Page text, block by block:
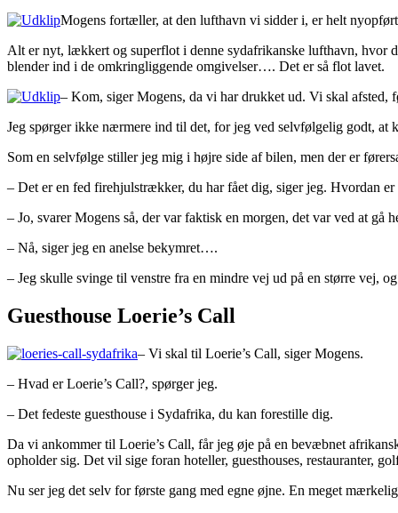
Mogens fortæller, at den lufthavn vi sidder i, er helt
Alt er nyt, lækkert og superflot i denne sydafrikanske lufthavn, hvor
blender ind i de omkringliggende omgivelser…. Det er så flot lavet.
– Kom, siger Mogens, da vi har drukket ud. Vi skal afsted,
Jeg spørger ikke nærmere ind til det, for jeg ved selvfølgelig godt,
Som en selvfølge stiller jeg mig i højre side af bilen, men der er
– Det er en fed firehjulstrækker, du har fået dig, siger jeg. Hvordan
– Jo, svarer Mogens så, der var faktisk en morgen, det var ved at gå
– Nå, siger jeg en anelse bekymret….
– Jeg skulle svinge til venstre fra en mindre vej ud på en større vej,
Guesthouse Loerie’s Call
– Vi skal til Loerie’s Call, siger Mogens.
– Hvad er Loerie’s Call?, spørger jeg.
– Det fedeste guesthouse i Sydafrika, du kan forestille dig.
Da vi ankommer til Loerie’s Call, får jeg øje på en bevæbnet
opholder sig. Det vil sige foran hoteller, guesthouses, restauranter,
Nu ser jeg det selv for første gang med egne øjne. En meget